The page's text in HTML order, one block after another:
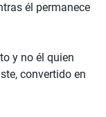
él permanece
y no él quien
convertido en